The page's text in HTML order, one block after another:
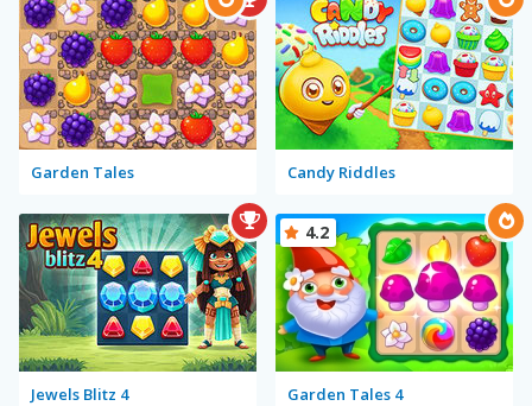
Garden Tales Candy Riddles
Jewels Blitz 4 Garden Tales 4
4.2